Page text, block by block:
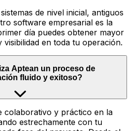
de nivel inicial, antiguos
software empresarial es la
día puedes obtener mayor
en toda tu operación.
Aptean un proceso de
fluido y exitoso?
colaborativo y práctico en la
estrechamente con tu